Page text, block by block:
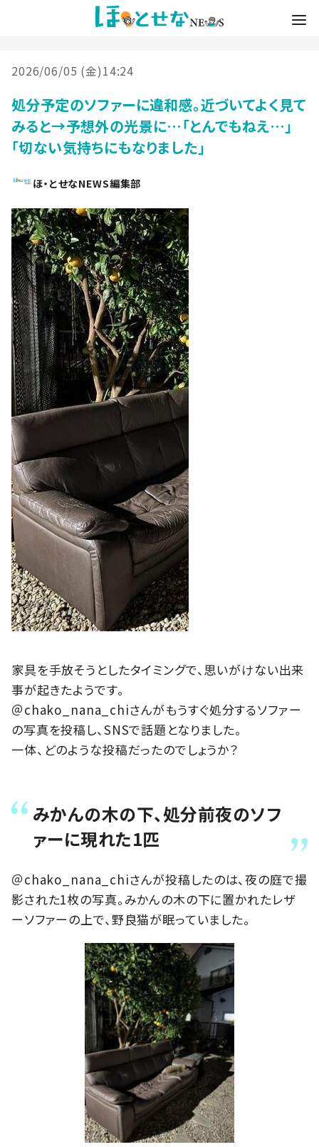
2026/06/05 (金)14:24
処分予定のソファーに違和感。近づいてよく見て
みると→予想外の光景に…「とんでもねえ…」
「切ない気持ちにもなりました」
ほ・とせなNEWS編集部
家具を手放そうとしたタイミングで、思いがけない出来
事が起きたようです。
＠chako_nana_chiさんがもうすぐ処分するソファー
の写真を投稿し、SNSで話題となりました。
一体、どのような投稿だったのでしょうか？
みかんの木の下、処分前夜のソフ
ァーに現れた1匹
＠chako_nana_chiさんが投稿したのは、夜の庭で撮
影された1枚の写真。みかんの木の下に置かれたレザ
ーソファーの上で、野良猫が眠っていました。